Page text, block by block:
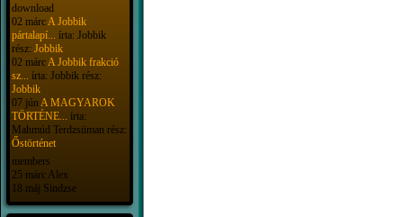
download
02 márc A Jobbik
pártalapí...
írta: Jobbik
rész: Jobbik
02 márc A Jobbik frakció
sz...
írta: Jobbik rész:
Jobbik
07 jún A MAGYAROK
TÖRTÉNE...
írta:
Mahmúd Terdzsüman rész:
Őstörténet
members
25 márc Alex
18 máj Sindzse